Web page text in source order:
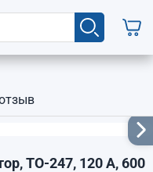
TO-247, 120 А, 600